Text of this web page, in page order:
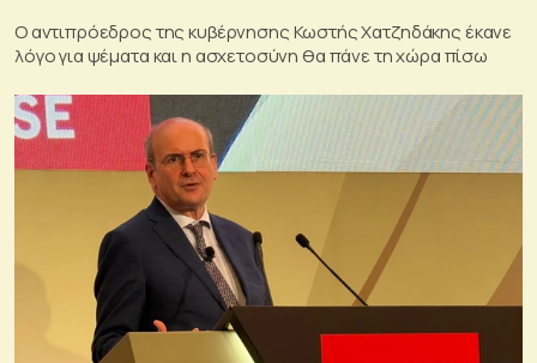
Ο αντιπρόεδρος της κυβέρνησης Κωστής Χατζηδάκης έκανε
λόγο για ψέματα και η ασχετοσύνη θα πάνε τη χώρα πίσω